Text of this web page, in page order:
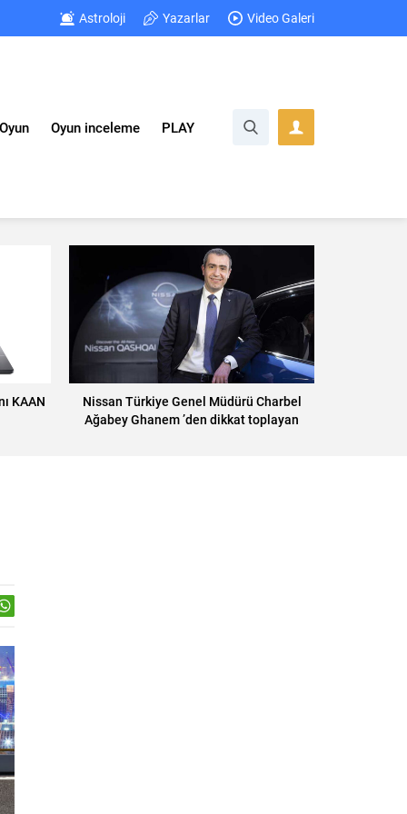
Astroloji Yazarlar Video Galeri
Oyun Oyun inceleme PLAY
KAAN
Nissan Türkiye Genel Müdürü Charbel
Ağabey Ghanem ’den dikkat toplayan